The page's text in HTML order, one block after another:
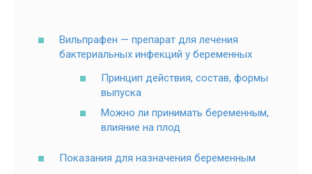
Вильпрафен — препарат для лечения
бактериальных инфекций у беременных
Принцип действия, состав, формы
выпуска
Можно ли принимать беременным,
влияние на плод
Показания для назначения беременным